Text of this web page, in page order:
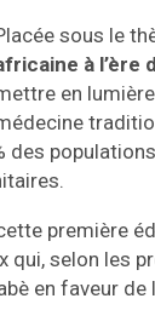
sous le
à l’ère
en
des
première
selon les
en faveur